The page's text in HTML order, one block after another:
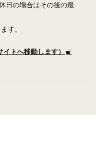
日の場合はその後の最
す。
トへ移動します）